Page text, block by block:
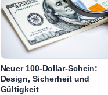
Neuer 100-Dollar-Schein:
Design, Sicherheit und
Gültigkeit